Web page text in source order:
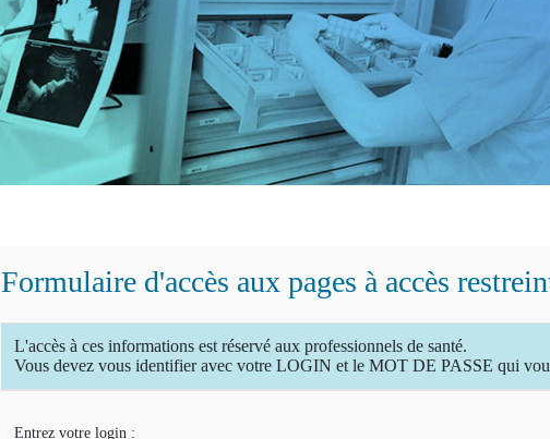
Formulaire d'accès aux pages à accès
L'accès à ces informations est réservé aux professionnels de santé.
Vous devez vous identifier avec votre LOGIN et le MOT DE PASSE qui
Entrez votre login :